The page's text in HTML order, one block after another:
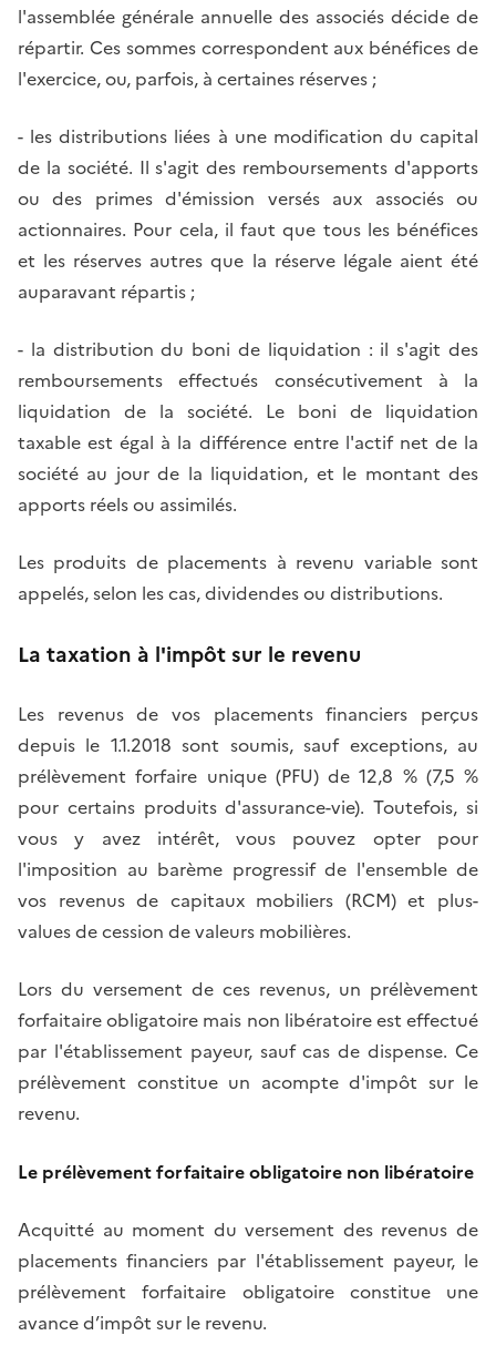
l'assemblée générale annuelle des associés décide de
répartir. Ces sommes correspondent aux bénéfices de
l'exercice, ou, parfois, à certaines réserves ;
- les distributions liées à une modification du capital
de la société. Il s'agit des remboursements d'apports
ou des primes d'émission versés aux associés ou
actionnaires. Pour cela, il faut que tous les bénéfices
et les réserves autres que la réserve légale aient été
auparavant répartis ;
- la distribution du boni de liquidation : il s'agit des
remboursements effectués consécutivement à la
liquidation de la société. Le boni de liquidation
taxable est égal à la différence entre l'actif net de la
société au jour de la liquidation, et le montant des
apports réels ou assimilés.
Les produits de placements à revenu variable sont
appelés, selon les cas, dividendes ou distributions.
La taxation à l'impôt sur le revenu
Les revenus de vos placements financiers perçus
depuis le 1.1.2018 sont soumis, sauf exceptions, au
prélèvement forfaire unique (PFU) de 12,8 % (7,5 %
pour certains produits d'assurance-vie). Toutefois, si
vous y avez intérêt, vous pouvez opter pour
l'imposition au barème progressif de l'ensemble de
vos revenus de capitaux mobiliers (RCM) et plus-
values de cession de valeurs mobilières.
Lors du versement de ces revenus, un prélèvement
forfaitaire obligatoire mais non libératoire est effectué
par l'établissement payeur, sauf cas de dispense. Ce
prélèvement constitue un acompte d'impôt sur le
revenu.
Le prélèvement forfaitaire obligatoire non libératoire
Acquitté au moment du versement des revenus de
placements financiers par l'établissement payeur, le
prélèvement forfaitaire obligatoire constitue une
avance d’impôt sur le revenu.